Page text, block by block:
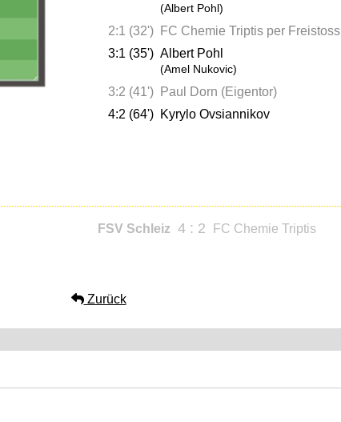
(Albert Pohl)
2:1 (32')
FC Chemie Triptis per Freistoss
3:1 (35') Albert Pohl
(Amel Nukovic)
3:2 (41')
Paul Dorn (Eigentor)
4:2 (64') Kyrylo Ovsiannikov
FSV Schleiz 4 : 2 FC Chemie Triptis
Zurück